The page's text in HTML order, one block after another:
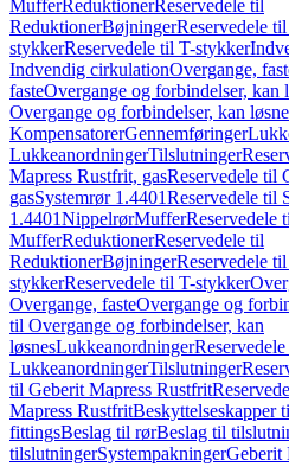
MufferReduktionerReservedele til
ReduktionerBøjningerReservedele
stykkerReservedele til T-stykker
Indvendig cirkulationOvergange,
fasteOvergange og forbindelser, kan
Overgange og forbindelser, kan
KompensatorerGennemføringer
LukkeanordningerTilslutninger
Mapress Rustfrit, gasReservedele til
gasSystemrør 1.4401Reservedele til
1.4401NippelrørMufferReservedele
MufferReduktionerReservedele til
ReduktionerBøjningerReservedele
stykkerReservedele til T-stykker
Overgange, fasteOvergange og
til Overgange og forbindelser, kan
løsnesLukkeanordninger
LukkeanordningerTilslutninger
til Geberit Mapress Rustfrit
Mapress RustfritBeskyttelseskapper
fittingsBeslag til rørBeslag til
tilslutningerSystempakningerGeberit